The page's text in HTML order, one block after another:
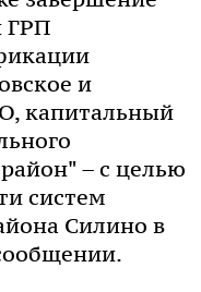
ГРП
и
капитальный
– с целью
систем
Силино в